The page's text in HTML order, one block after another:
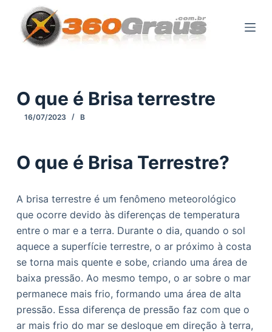
p
o
n
e
ú
d
o
O que é Brisa terrestre
16/07/2023 B
O que é Brisa Terrestre?
A brisa terrestre é um fenômeno meteorológico
que ocorre devido às diferenças de temperatura
entre o mar e a terra. Durante o dia, quando o sol
aquece a superfície terrestre, o ar próximo à costa
se torna mais quente e sobe, criando uma área de
baixa pressão. Ao mesmo tempo, o ar sobre o mar
permanece mais frio, formando uma área de alta
pressão. Essa diferença de pressão faz com que o
ar mais frio do mar se desloque em direção à terra,